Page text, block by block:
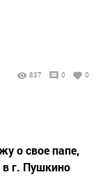
837 0 0
о свое папе,
в г. Пушкино